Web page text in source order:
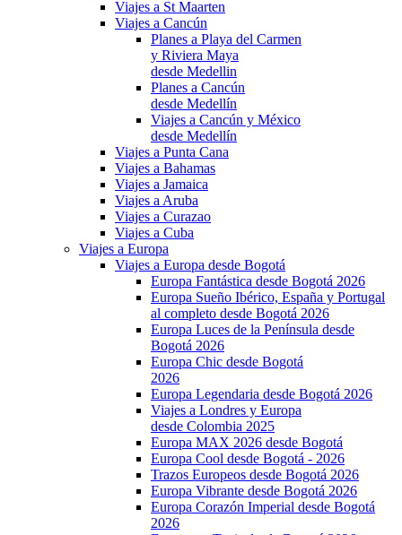
Viajes a St Maarten
Viajes a Cancún
Planes a Playa del Carmen
y Riviera Maya
desde Medellin
Planes a Cancún
desde Medellín
Viajes a Cancún y México
desde Medellín
Viajes a Punta Cana
Viajes a Bahamas
Viajes a Jamaica
Viajes a Aruba
Viajes a Curazao
Viajes a Cuba
Viajes a Europa
Viajes a Europa desde Bogotá
Europa Fantástica desde Bogotá 2026
Europa Sueño Ibérico, España y Portugal
al completo desde Bogotá 2026
Europa Luces de la Península desde
Bogotá 2026
Europa Chic desde Bogotá
2026
Europa Legendaria desde Bogotá 2026
Viajes a Londres y Europa
desde Colombia 2025
Europa MAX 2026 desde Bogotá
Europa Cool desde Bogotá - 2026
Trazos Europeos desde Bogotá 2026
Europa Vibrante desde Bogotá 2026
Europa Corazón Imperial desde Bogotá
2026